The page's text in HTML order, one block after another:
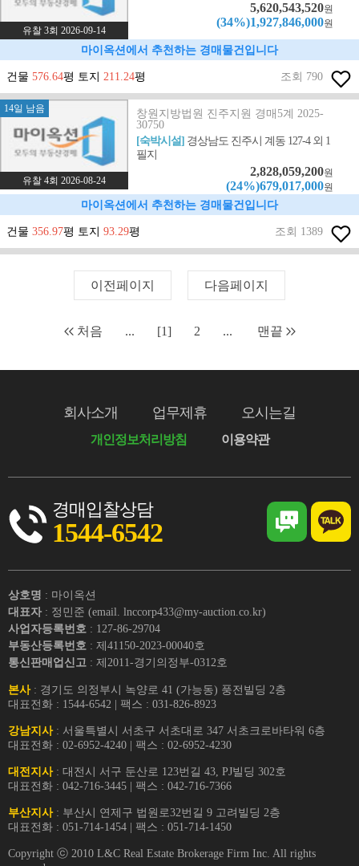
유찰 3회 2026-09-14
5,620,543,520원
(34%)1,927,846,000원
마이옥션에서 추천하는 경매물건입니다
건물 576.64평 토지 211.24평 조회 790
14일 남음
유찰 4회 2026-08-24
창원지방법원 진주지원 경매5계 2025-
30750
[숙박시설] 경상남도 진주시 계동 127-4 외 1
필지
2,828,059,200원
(24%)679,017,000원
마이옥션에서 추천하는 경매물건입니다
건물 356.97평 토지 93.29평 조회 1389
이전페이지 다음페이지
처음 ... [1] 2 ... 맨끝
회사소개 업무제휴 오시는길
개인정보처리방침 이용약관
경매입찰상담
1544-6542
상호명 : 마이옥션
대표자 : 정민준 (email. lnccorp433@my-auction.co.kr)
사업자등록번호 : 127-86-29704
부동산등록번호 : 제41150-2023-00040호
통신판매업신고 : 제2011-경기의정부-0312호
본사: 경기도 의정부시 녹양로 41 (가능동) 풍전빌딩 2층
대표전화 : 1544-6542 | 팩스 : 031-826-8923
강남지사: 서울특별시 서초구 서초대로 347 서초크로바타워 6층
대표전화 : 02-6952-4240 | 팩스 : 02-6952-4230
대전지사: 대전시 서구 둔산로 123번길 43, PJ빌딩 302호
대표전화 : 042-716-3445 | 팩스 : 042-716-7366
부산지사: 부산시 연제구 법원로32번길 9 고려빌딩 2층
대표전화 : 051-714-1454 | 팩스 : 051-714-1450
Copyright ⓒ 2010 L&C Real Estate Brokerage Firm Inc. All rights